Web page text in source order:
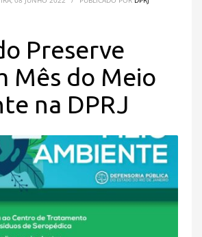
Preserve
Mês do Meio
na DPRJ